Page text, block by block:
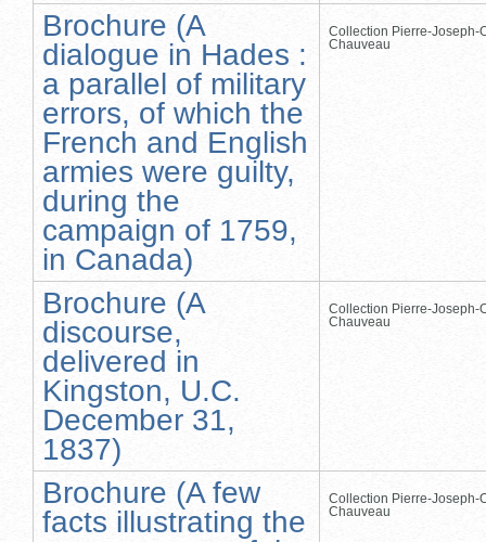
Brochure (A
dialogue in Hades :
a parallel of military
errors, of which the
French and English
armies were guilty,
during the
campaign of 1759,
in Canada)
Collection Pierre-Joseph-
Chauveau
Brochure (A
discourse,
delivered in
Kingston, U.C.
December 31,
1837)
Collection Pierre-Joseph-
Chauveau
Brochure (A few
facts illustrating the
Collection Pierre-Joseph-
Chauveau